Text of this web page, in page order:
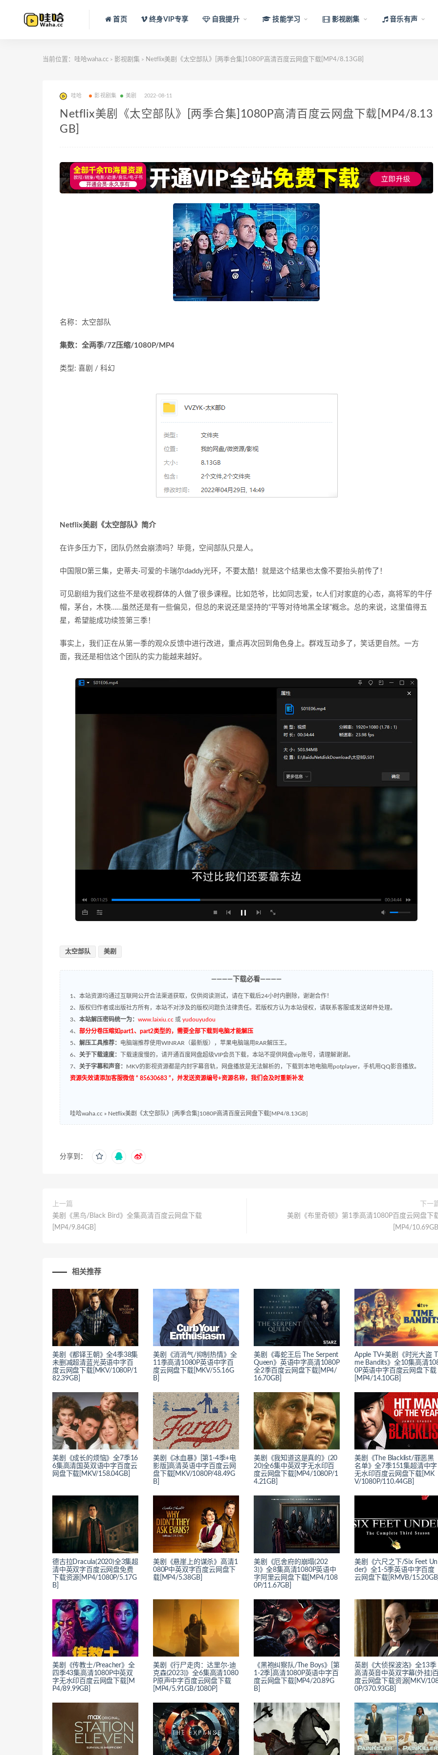
首页 终身VIP专享 自我提升 技能学习 影视剧集 音乐有声
当前位置： 哇哈waha.cc > 影视剧集 > Netflix美剧《太空部队》[两季合集]1080P高清百度云网盘下载[MP4/8.13GB]
哇哈 影视剧集 美剧 2022-08-11
Netflix美剧《太空部队》[两季合集]1080P高清百度云网盘下载[MP4/8.13
GB]
名称：太空部队
集数：全两季/7Z压缩/1080P/MP4
类型: 喜剧 / 科幻
Netflix美剧《太空部队》简介
在许多压力下，团队仍然会崩溃吗？毕竟，空间部队只是人。
中国限D第三集，史蒂夫·可爱的卡瑞尔daddy光环，不要太酷！就是这个结果也太像不要抬头前传了！
可见剧组为我们这些不是收视群体的人做了很多课程。比如范爷，比如同志爱，tc人们对家庭的心态，高将军的牛仔
帽，茅台，木筷……虽然还是有一些偏见，但总的来说还是坚持的“平等对待地黑全球”概念。总的来说，这里值得五
星，希望能成功续签第三季！
事实上，我们正在从第一季的观众反馈中进行改进，重点再次回到角色身上。群戏互动多了，笑话更自然。一方
面，我还是相信这个团队的实力能越来越好。
太空部队 美剧
————下载必看————
1、本站资源均通过互联网公开合法渠道获取，仅供阅读测试，请在下载后24小时内删除，谢谢合作！
2、版权归作者或出版社方所有，本站不对涉及的版权问题负法律责任。若版权方认为本站侵权，请联系客服或发送邮件处理。
3、 本站解压密码统一为： www.laixiu.cc 或 yudouyudou
4、 部分分卷压缩如part1、part2类型的，需要全部下载到电脑才能解压
5、 解压工具推荐： 电脑端推荐使用WINRAR（最新版），苹果电脑端用RAR解压王。
6、 关于下载速度：
下载速度慢的，请开通百度网盘超级VIP会员下载，本站不提供网盘vip账号，请理解谢谢。
7、 关于字幕和声音： MKV的影视资源都是内封字幕音轨，网盘播放是无法解析的，下载到本地电脑用potplayer，手机用QQ影音播放。
资源失效请添加客服微信 “ 85630683 ”，并发送资源编号+资源名称，我们会及时重新补发
哇哈waha.cc » Netflix美剧《太空部队》[两季合集]1080P高清百度云网盘下载[MP4/8.13GB]
分享到：
上一篇
美剧《黑鸟/Black Bird》全集高清百度云网盘下载
[MP4/9.84GB]
下一
美剧《布里奇顿》第1季高清1080P百度云网盘下
[MP4/
相关推荐
美剧《都铎王朝》全4季38集
未删减超清蓝光英语中字百
度云网盘下载[MKV/1080P/1
82.39GB]
美剧《消消气/抑制热情》全
11季高清1080P英语中字百
度云网盘下载[MKV/55.16G
B]
美剧《毒蛇王后 The Serpent
Queen》英语中字高清1080P
全2季百度云网盘下载[MP4/
16.70GB]
Apple TV+美剧《时光大盗
me Bandits》全10集高清
0P英语中字百度云网盘下载
[MP4/14.10GB]
美剧《成长的烦恼》全7季16
6集高清国英双语中字百度云
网盘下载[MKV/158.04GB]
美剧《冰血暴》[第1-4季+电
影版]高清英语中字百度云网
盘下载[MKV/1080P/48.49G
B]
美剧《我知道这是真的》(20
20)全6集中英双字无水印百
度云网盘下载[MP4/1080P/1
4.21GB]
美剧《The Blacklist/罪恶黑
名单》全7季151集超清中字
无水印百度云网盘下载[MK
V/1080P/110.44GB]
德古拉Dracula(2020)全3集超
清中英双字百度云网盘免费
下载资源[MP4/1080P/5.17G
B]
美剧《悬崖上的谋杀》高清1
080P中英双字百度云网盘下
载[MP4/5.38GB]
美剧《厄舍府的崩塌(202
3)》全8集高清1080P英语中
字阿里云网盘下载[MP4/108
0P/11.67GB]
美剧《六尺之下/Six Feet Un
der》全1-5季英语中字百度
云网盘下载[RMVB/
美剧《传教士/Preacher》全
四季43集高清1080P中英双
字无水印百度云网盘下载[M
P4/89.99GB]
美剧《行尸走肉：达里尔·迪
克森(2023)》全6集高清1080
P原声中字百度云网盘下载
[MP4/5.91GB/1080P]
《黑袍纠察队/The Boys》[第
1-2季]高清1080P英语中字百
度云网盘下载[MP4/20.89G
B]
英剧《大侦探波洛》全13季
高清英音中英双字幕(外挂)
度云网盘下载资源[MKV/
0P/370.93GB]